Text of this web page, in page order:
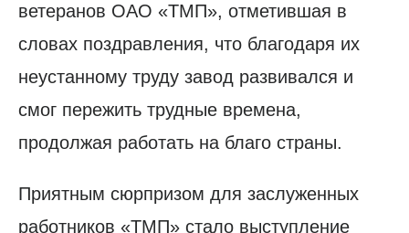
ветеранов ОАО «ТМП», отметившая в
словах поздравления, что благодаря их
неустанному труду завод развивался и
смог пережить трудные времена,
продолжая работать на благо страны.
Приятным сюрпризом для заслуженных
работников «ТМП» стало выступление